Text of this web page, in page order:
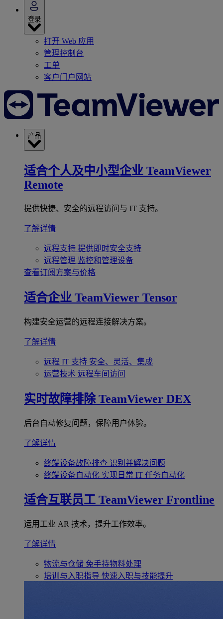
登录
打开 Web 应用
管理控制台
工单
客户门户网站
产品
适合个人及中小型企业 TeamViewer
Remote
提供快捷、安全的远程访问与 IT 支持。
了解详情
远程支持 提供即时安全支持
远程管理 监控和管理设备
查看订阅方案与价格
适合企业 TeamViewer Tensor
构建安全运营的远程连接解决方案。
了解详情
远程 IT 支持 安全、灵活、集成
运营技术 远程车间访问
实时故障排除 TeamViewer DEX
后台自动修复问题，保障用户体验。
了解详情
终端设备故障排查 识别并解决问题
终端设备自动化 实现日常 IT 任务自动化
适合互联员工 TeamViewer Frontline
运用工业 AR 技术，提升工作效率。
了解详情
物流与仓储 免手持物料处理
培训与入职指导 快速入职与技能提升